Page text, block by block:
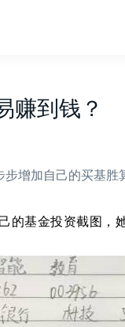
赚到钱？
增加自己的买基胜
的基金投资截图，